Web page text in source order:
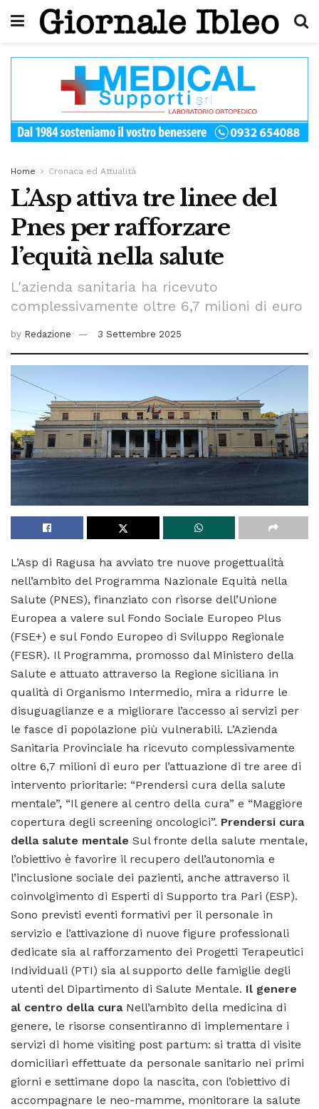
Home Cronaca ed Attualità
L’Asp attiva tre linee del
Pnes per rafforzare
l’equità nella salute
L'azienda sanitaria ha ricevuto
complessivamente oltre 6,7 milioni di euro
by Redazione 3 Settembre 2025
L’Asp di Ragusa ha avviato tre nuove progettualità
nell’ambito del Programma Nazionale Equità nella
Salute (PNES), finanziato con risorse dell’Unione
Europea a valere sul Fondo Sociale Europeo Plus
(FSE+) e sul Fondo Europeo di Sviluppo Regionale
(FESR). Il Programma, promosso dal Ministero della
Salute e attuato attraverso la Regione siciliana in
qualità di Organismo Intermedio, mira a ridurre le
disuguaglianze e a migliorare l’accesso ai servizi per
le fasce di popolazione più vulnerabili. L’Azienda
Sanitaria Provinciale ha ricevuto complessivamente
oltre 6,7 milioni di euro per l’attuazione di tre aree di
intervento prioritarie: “Prendersi cura della salute
mentale”, “Il genere al centro della cura” e “Maggiore
copertura degli screening oncologici”. Prendersi cura
della salute mentale Sul fronte della salute mentale,
l’obiettivo è favorire il recupero dell’autonomia e
l’inclusione sociale dei pazienti, anche attraverso il
coinvolgimento di Esperti di Supporto tra Pari (ESP).
Sono previsti eventi formativi per il personale in
servizio e l’attivazione di nuove figure professionali
dedicate sia al rafforzamento dei Progetti Terapeutici
Individuali (PTI) sia al supporto delle famiglie degli
utenti del Dipartimento di Salute Mentale. Il genere
al centro della curaNell’ambito della medicina di
genere, le risorse consentiranno di implementare i
servizi di home visiting post partum: si tratta di visite
domiciliari effettuate da personale sanitario nei primi
giorni e settimane dopo la nascita, con l’obiettivo di
accompagnare le neo-mamme, monitorare la salute